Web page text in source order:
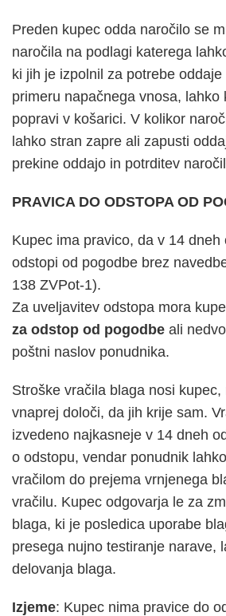
Preden kupec odda naročilo se
naročila na podlagi katerega
ki jih je izpolnil za potrebe
primeru napačnega vnosa, lahko
popravi v košarici. V kolikor
lahko stran zapre ali zapusti
prekine oddajo in potrditev
PRAVICA DO ODSTOPA OD
Kupec ima pravico, da v 14 dneh
odstopi od pogodbe brez
138 ZVPot-1).
Za uveljavitev odstopa mora
za odstop od pogodbe ali
poštni naslov ponudnika.
Stroške vračila blaga nosi
vnaprej določi, da jih krije sam.
izvedeno najkasneje v 14 dneh
o odstopu, vendar ponudnik
vračilom do prejema vrnjenega
vračilu. Kupec odgovarja le za
blaga, ki je posledica uporabe
presega nujno testiranje narave,
delovanja blaga.
Izjeme: Kupec nima pravice do